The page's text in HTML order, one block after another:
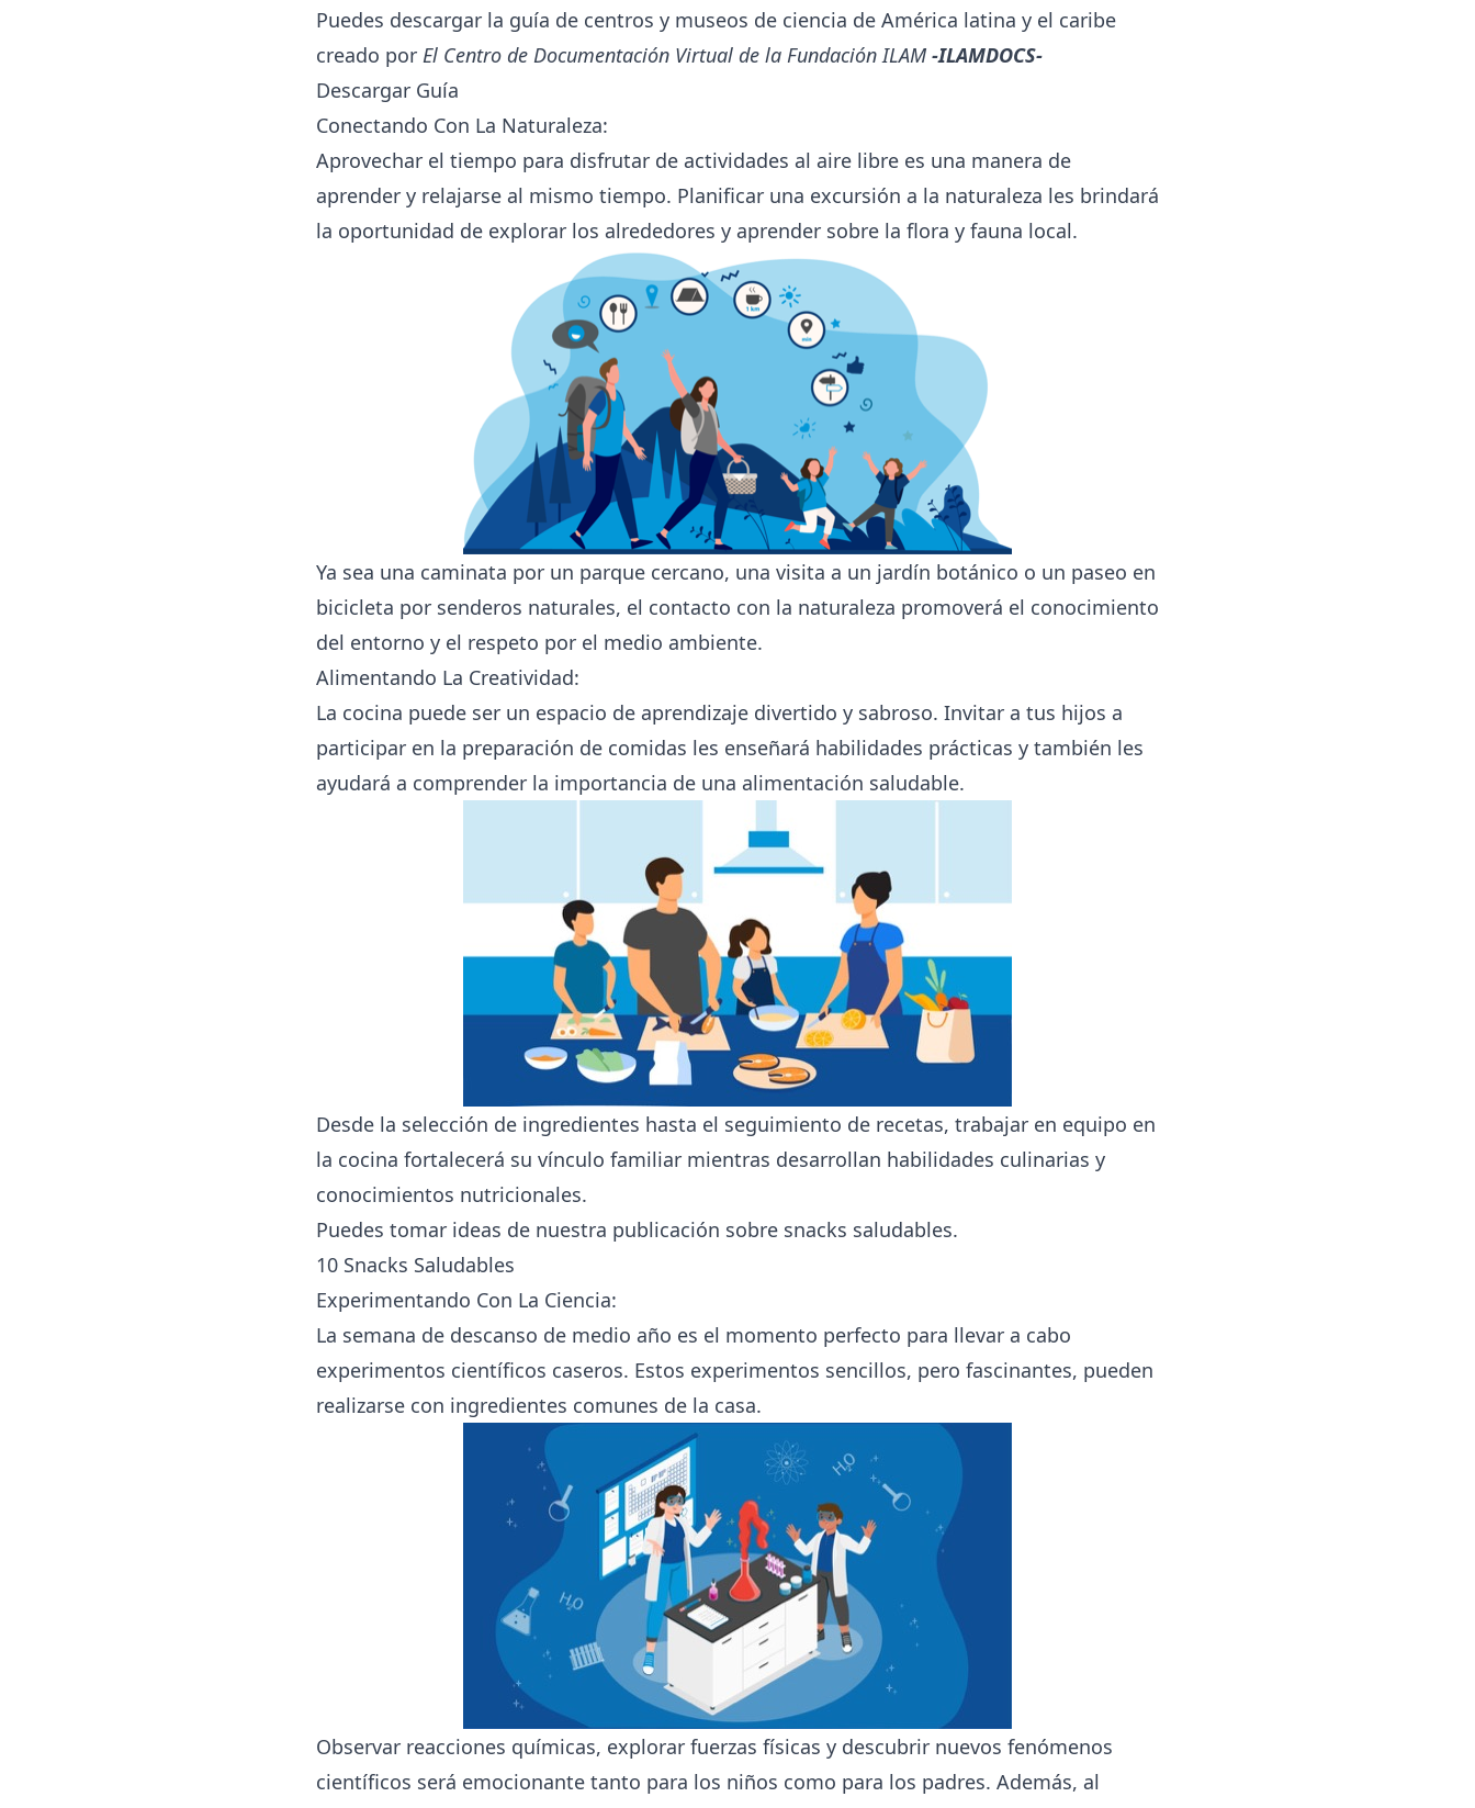
Puedes descargar la guía de centros y museos de ciencia de América latina y el caribe
creado por El Centro de Documentación Virtual de la Fundación ILAM -ILAMDOCS-
Descargar Guía
Conectando Con La Naturaleza:
Aprovechar el tiempo para disfrutar de actividades al aire libre es una manera de
aprender y relajarse al mismo tiempo. Planificar una excursión a la naturaleza les brindará
la oportunidad de explorar los alrededores y aprender sobre la flora y fauna local.
Ya sea una caminata por un parque cercano, una visita a un jardín botánico o un paseo en
bicicleta por senderos naturales, el contacto con la naturaleza promoverá el conocimiento
del entorno y el respeto por el medio ambiente.
Alimentando La Creatividad:
La cocina puede ser un espacio de aprendizaje divertido y sabroso. Invitar a tus hijos a
participar en la preparación de comidas les enseñará habilidades prácticas y también les
ayudará a comprender la importancia de una alimentación saludable.
Desde la selección de ingredientes hasta el seguimiento de recetas, trabajar en equipo en
la cocina fortalecerá su vínculo familiar mientras desarrollan habilidades culinarias y
conocimientos nutricionales.
Puedes tomar ideas de nuestra publicación sobre snacks saludables.
10 Snacks Saludables
Experimentando Con La Ciencia:
La semana de descanso de medio año es el momento perfecto para llevar a cabo
experimentos científicos caseros. Estos experimentos sencillos, pero fascinantes, pueden
realizarse con ingredientes comunes de la casa.
Observar reacciones químicas, explorar fuerzas físicas y descubrir nuevos fenómenos
científicos será emocionante tanto para los niños como para los padres. Además, al